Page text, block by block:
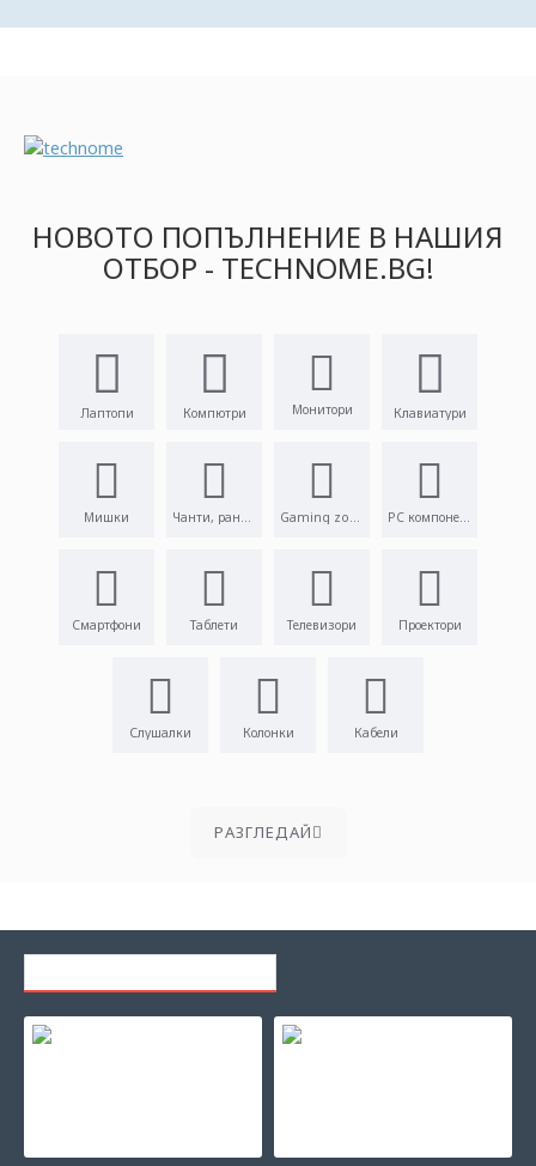
НОВОТО ПОПЪЛНЕНИЕ В НАШИЯ
ОТБОР - TECHNOME.BG!
Лаптопи Компютри Монитори Клавиатури
Мишки Чанти, раници Gaming zone PC компоненти
Смартфони Таблети Телевизори Проектори
Слушалки Колонки Кабели
PАЗГЛЕДАЙ